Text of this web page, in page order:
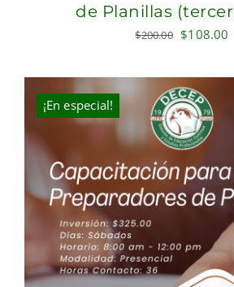
de Planillas
$200.00 Original
was:
$200.00.
$108.00
¡En especial!